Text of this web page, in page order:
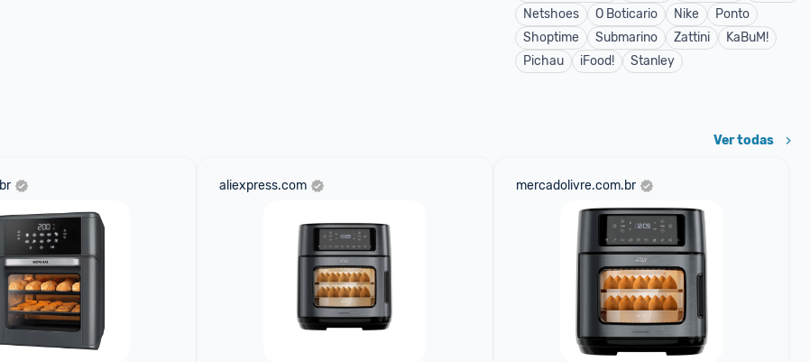
Netshoes
O Boticario Nike
Ponto
Shoptime
Submarino Zattini
KaBuM!
Pichau
iFood! Stanley
Ver todas
aliexpress.com mercadolivre.com.br